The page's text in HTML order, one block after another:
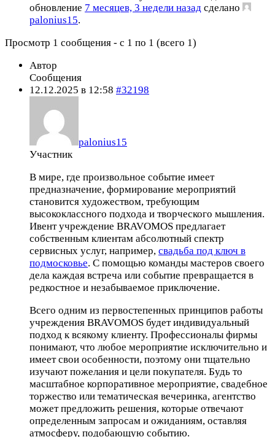
обновление 7 месяцев, 3 недели назад сделано
palonius15.
Просмотр 1 сообщения - с 1 по 1 (всего 1)
Автор
Сообщения
12.12.2025 в 12:58 #32198
palonius15
Участник
В мире, где произвольное событие имеет
предназначение, формирование мероприятий
становится художеством, требующим
высококлассного подхода и творческого мышления.
Ивент учреждение BRAVOMOS предлагает
собственным клиентам абсолютный спектр
сервисных услуг, например, свадьба под ключ в
подмосковье. С помощью команды мастеров своего
дела каждая встреча или событие превращается в
редкостное и незабываемое приключение.
Всего одним из первостепенных принципов работы
учреждения BRAVOMOS будет индивидуальный
подход к всякому клиенту. Профессионалы фирмы
понимают, что любое мероприятие исключительно и
имеет свои особенности, поэтому они тщательно
изучают пожелания и цели покупателя. Будь то
масштабное корпоративное мероприятие, свадебное
торжество или тематическая вечеринка, агентство
может предложить решения, которые отвечают
определенным запросам и ожиданиям, оставляя
атмосферу, подобающую событию.